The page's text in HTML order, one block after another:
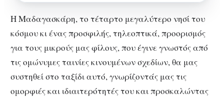
όγδοη ήπειρο
Η Μαδαγασκάρη, το τέταρτο μεγαλύτερο νησί του
κόσμου κι ένας προσφιλής, τηλεοπτικά, προορισμός
για τους μικρούς μας φίλους, που έγινε γνωστός από
τις ομώνυμες ταινίες κινουμένων σχεδίων, θα μας
συστηθεί στο ταξίδι αυτό, γνωρίζοντάς μας τις
ομορφιές και ιδιαιτερότητές του και προσκαλώντας